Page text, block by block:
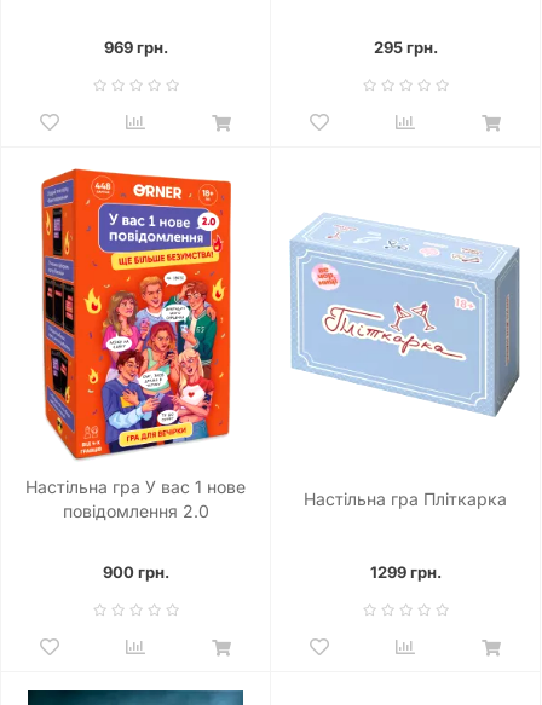
969 грн. 295 грн.
Настільна гра У вас 1 нове
повідомлення 2.0
900 грн.
Настільна гра Пліткарка
1299 грн.